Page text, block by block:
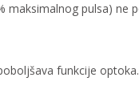
pulsa) ne
funkcije optoka.